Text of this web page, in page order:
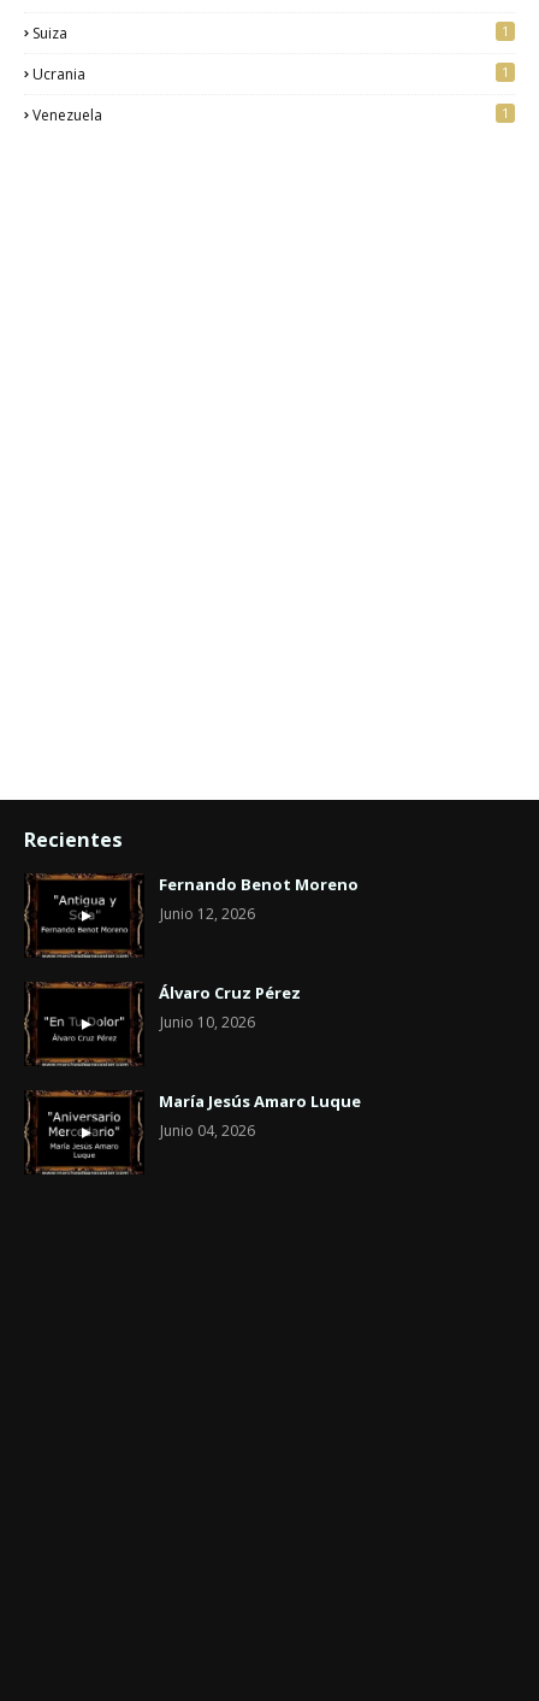
Suiza
1
Ucrania 1
Venezuela 1
Recientes
Fernando Benot Moreno
Junio 12, 2026
Álvaro Cruz Pérez
Junio 10, 2026
María Jesús Amaro Luque
Junio 04, 2026